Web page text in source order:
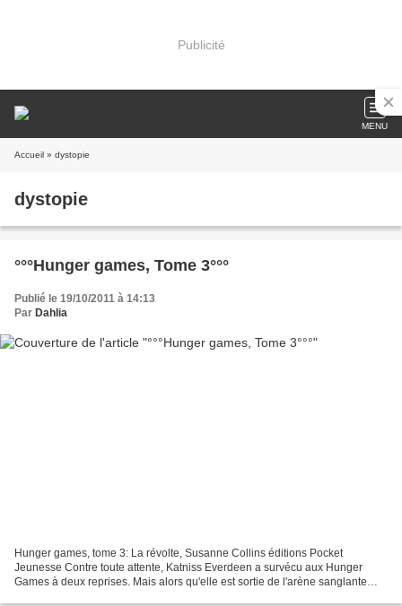
Publicité
MENU
Accueil » dystopie
dystopie
°°°Hunger games, Tome 3°°°
Publié le 19/10/2011 à 14:13
Par Dahlia
Hunger games, tome 3: La révolte, Susanne Collins éditions Pocket
Jeunesse Contre toute attente, Katniss Everdeen a survécu aux Hunger
Games à deux reprises. Mais alors qu'elle est sortie de l'arène sanglante